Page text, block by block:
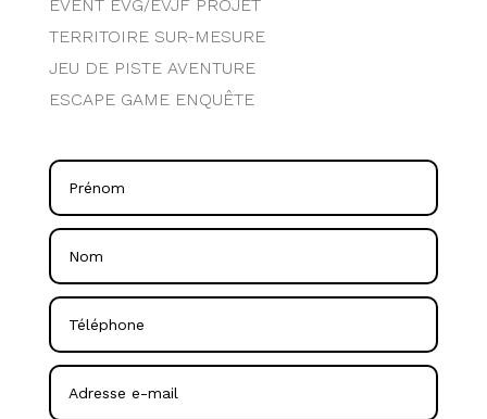
EVENT EVG/EVJF PROJET
TERRITOIRE SUR-MESURE
JEU DE PISTE AVENTURE
ESCAPE GAME ENQUÊTE